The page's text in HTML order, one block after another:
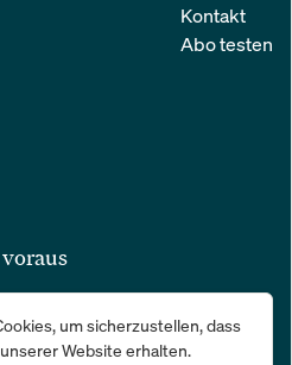
Kontakt
Abo testen
Wirtschaft und Finanzen in einer
um sicherzustellen, dass
Website erhalten.